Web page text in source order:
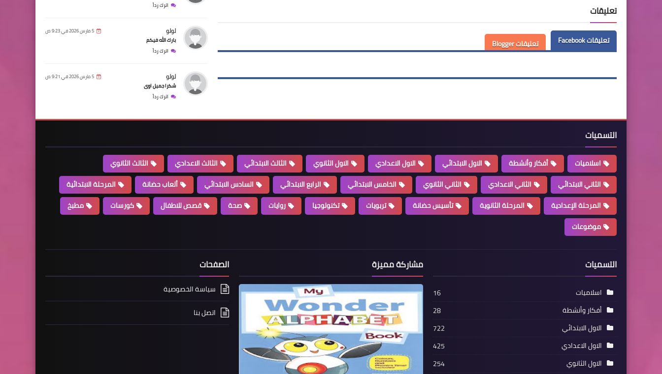
تعليقات
تعليقات Facebook تعليقات Blogger
اترك رداً
لولو 5 مارس 2026 في 9:23 ص
بارك الله فيكم
اترك رداً
لولو 5 مارس 2026 في 9:21 ص
شكرا جميل اوى
اترك رداً
التسميات
اسلاميات أفكار وأنشطة الاول الابتدائي الاول الاعدادي الاول الثانوي الثالث الابتدائي الثالث الاعدادي
الثالث الثانوي
الثاني الابتدائي
الثاني الاعدادي الثاني الثانوي الخامس الابتدائي الرابع الابتدائي السادس الابتدائي ألعاب حضانة
المرحلة الابتدائية
المرحلة الإعدادية
المرحلة الثانوية تأسيس حضانة تربويات تكنولوجيا روايات صحة قصص للاطفال كورسات
مطبخ
موضوعات
التسميات
اسلاميات
16
أفكار وأنشطة
28
الاول الابتدائي
722
الاول الاعدادي
425
الاول الثانوي
254
مشاركة مميزة الصفحات
سياسة الخصوصية
اتصل بنا